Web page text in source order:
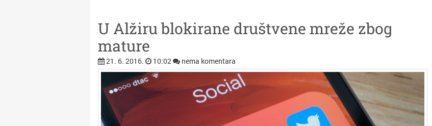
U Alžiru blokirane društvene mreže zbog
mature
21. 6. 2016. 10:02 nema komentara